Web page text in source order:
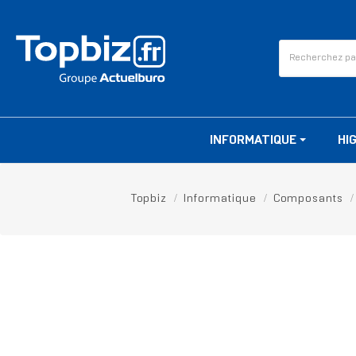
INFORMATIQUE
Topbiz Informatique Composants